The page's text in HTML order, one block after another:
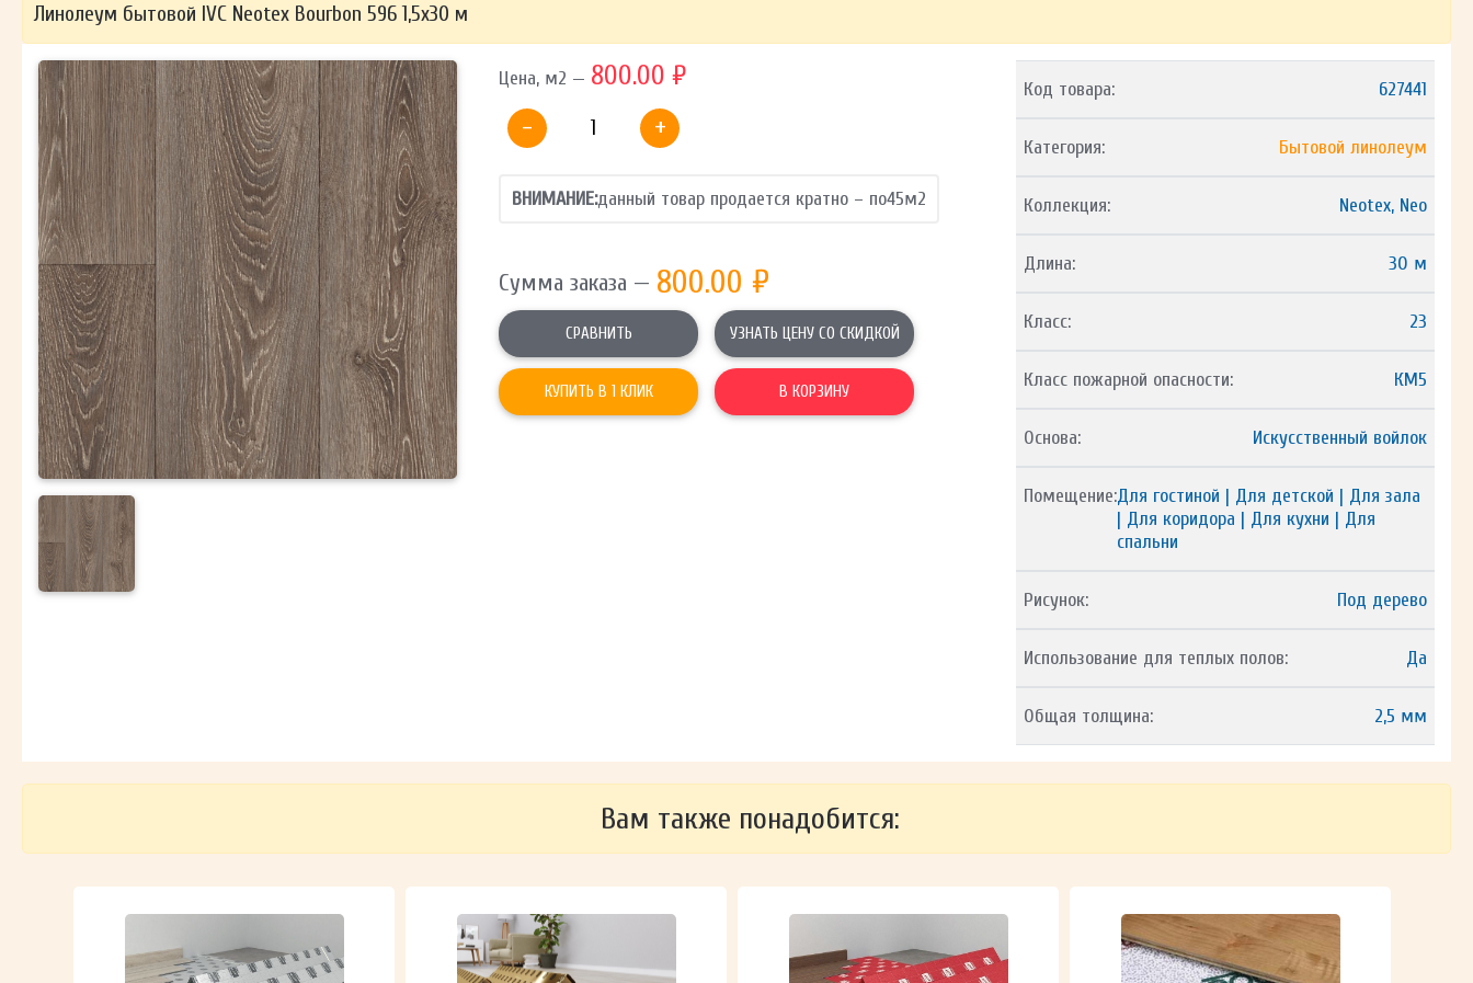
ОТПРАВИТЬ
Ваши данные не будут переданы третьим лицам
Линолеум бытовой IVC Neotex Bourbon 596 1,5х30 м
Цена, м2 — 800.00 ₽
-
+
ВНИМАНИЕ:данный товар продается кратно – по45м2
Сумма заказа — 800.00 ₽
СРАВНИТЬ УЗНАТЬ ЦЕНУ СО СКИДКОЙ
КУПИТЬ В 1 КЛИК В КОРЗИНУ
Код товара: 627441
Категория: Бытовой линолеум
Коллекция: Neotex, Neo
Длина: 30 м
Класс: 23
Класс пожарной опасности: КМ5
Основа: Искусственный войлок
Помещение:Для гостиной | Для детской | Для зала
| Для коридора | Для кухни | Для
спальни
Рисунок: Под дерево
Использование для теплых полов: Да
Общая толщина: 2,5 мм
Вам также понадобится: